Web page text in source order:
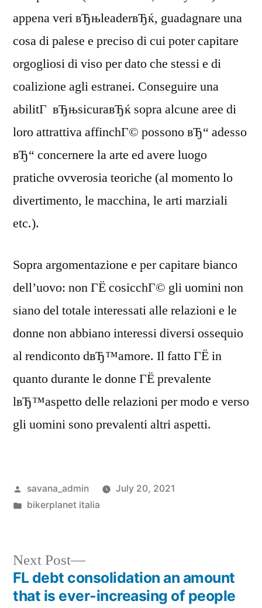
appena veri вЂњleaderвЂќ, guadagnare una
cosa di palese e preciso di cui poter capitare
orgogliosi di viso per dato che stessi e di
coalizione agli estranei. Conseguire una
abilitГ вЂњsicuraвЂќ sopra alcune aree di
loro attrattiva affinchГ© possono вЂ“ adesso
вЂ“ concernere la arte ed avere luogo
pratiche ovverosia teoriche (al momento lo
divertimento, le macchina, le arti marziali
etc.).
Sopra argomentazione e per capitare bianco
dell’uovo: non ГЁ cosicchГ© gli uomini non
siano del totale interessati alle relazioni e le
donne non abbiano interessi diversi ossequio
al rendiconto dвЂ™amore. Il fatto ГЁ in
quanto durante le donne ГЁ prevalente
lвЂ™aspetto delle relazioni per modo e verso
gli uomini sono prevalenti altri aspetti.
savana_admin
July 20, 2021
bikerplanet italia
Next Post
FL debt consolidation an amount
that is ever-increasing of people